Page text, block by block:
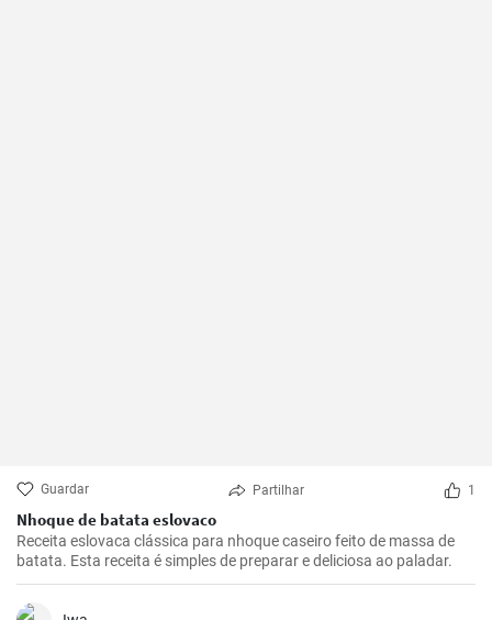
Guardar Partilhar 1
Nhoque de batata eslovaco
Receita eslovaca clássica para nhoque caseiro feito de massa de
batata. Esta receita é simples de preparar e deliciosa ao paladar.